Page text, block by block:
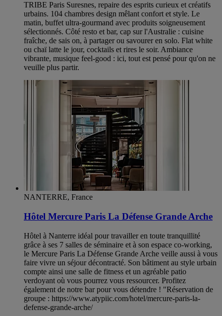
TRIBE Paris Suresnes, repaire des esprits curieux et créatifs
urbains. 104 chambres design mêlant confort et style. Le
matin, buffet ultra-gourmand avec produits soigneusement
sélectionnés. Côté resto et bar, cap sur l'Australie : cuisine
fraîche, de sais on, à partager ou savourer en solo. Flat white
ou chaï latte le jour, cocktails et rires le soir. Ambiance
vibrante, musique feel-good : ici, tout est pensé pour qu'on ne
veuille plus partir.
NANTERRE, France
Hôtel Mercure Paris La Défense Grande Arche
Hôtel à Nanterre idéal pour travailler en toute tranquillité
grâce à ses 7 salles de séminaire et à son espace co-working,
le Mercure Paris La Défense Grande Arche veille aussi à vous
faire vivre un séjour décontracté. Son bâtiment au style urbain
compte ainsi une salle de fitness et un agréable patio
verdoyant où vous pourrez vous ressourcer. Profitez
également de notre bar pour vous détendre ! "Réservation de
groupe : https://www.atypiic.com/hotel/mercure-paris-la-
defense-grande-arche/